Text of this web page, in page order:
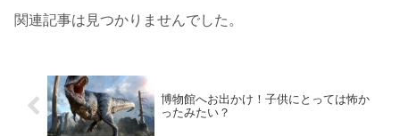
関連記事は見つかりませんでした。
博物館へお出かけ！子供にとっては怖か
ったみたい？